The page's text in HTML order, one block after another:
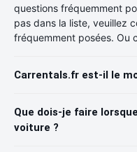
questions fréquemment
pas dans la liste, veuillez
fréquemment posées. Ou
Carrentals.fr est-il le
Que dois-je faire
voiture ?